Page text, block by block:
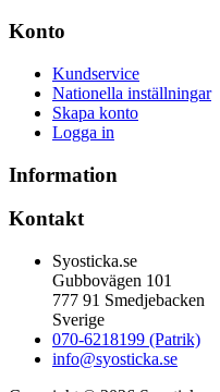
Konto
Kundservice
Nationella inställningar
Skapa konto
Logga in
Information
Kontakt
Syosticka.se
Gubbovägen 101
777 91 Smedjebacken
Sverige
070-6218199 (Patrik)
info@syosticka.se